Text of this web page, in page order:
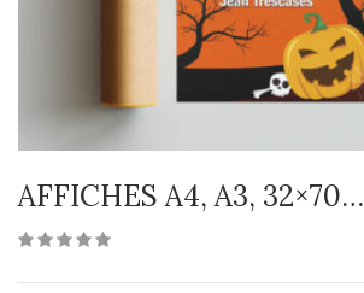
AFFICHES A4, A3, 32×70…